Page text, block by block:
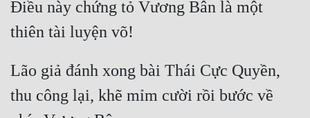
Tu Tiên
Tội Phạm
Vô Địch
Võ Hiệp
Điều này chứng tỏ Vương Bân là một
Lão giả đánh xong bài Thái Cực Quyền,
thu công lại, khẽ mỉm cười rồi bước về